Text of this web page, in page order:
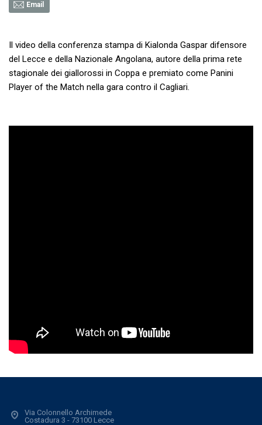
Email
Il video della conferenza stampa di Kialonda Gaspar difensore
del Lecce e della Nazionale Angolana, autore della prima rete
stagionale dei giallorossi in Coppa e premiato come Panini
Player of the Match nella gara contro il Cagliari.
Via Colonnello Archimede
Costadura 3 - 73100 Lecce